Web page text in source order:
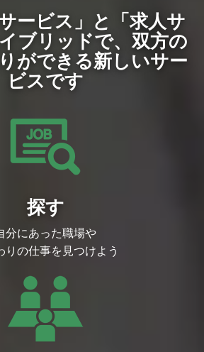
を一貫してリードしていただき
リーダー候補としてメンバー
HCDプロセスの社内浸透を
織全体の「ユーザー視点」を強
期待されます。
拡大に伴い、サービス改善から
発まで、UXリサーチへの社内
主導で課題を発見し、事業への
積極的に行える体制への進化を
ます。そのため、単に調査を行
く、得られたインサイトを確実
（CVR改善や離脱率低下な
びつけ、同時に後進の育成やチ
ーダー候補を募集することとな
スのユーザー体験向上に向けた
務全般（ユーザビリティテス
ビュー、アンケート、エスノグ
ど）
果に基づく、ペルソナ、カスタ
ニーマップ等のアウトプット作
立ち上げおよび既存事業拡大に
ービス」と「求人サ
ブリッドで、双方の
ができる新しいサー
ビスです
探す
分にあった職場や
りの仕事を見つけよう